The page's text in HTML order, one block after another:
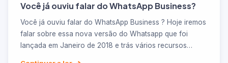
Você já ouviu falar do WhatsApp Business?
Você já ouviu falar do WhatsApp Business ? Hoje iremos
falar sobre essa nova versão do Whatsapp que foi
lançada em Janeiro de 2018 e trás vários recursos…